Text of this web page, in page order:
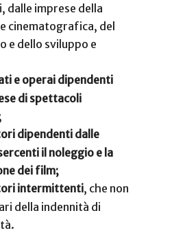
dalle imprese della
cinematografica, del
e dello sviluppo e
e operai dipendenti
di spettacoli
;
dipendenti dalle
il noleggio e la
dei film;
intermittenti, che non
della indennità di